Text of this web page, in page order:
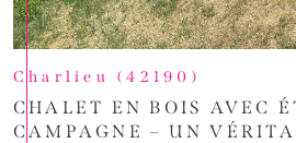
Charlieu (42190)
CHALET EN BOIS AVEC
CAMPAGNE – UN